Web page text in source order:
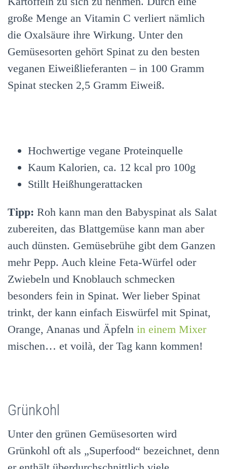
große Menge an Vitamin C verliert nämlich
die Oxalsäure ihre Wirkung. Unter den
Gemüsesorten gehört Spinat zu den besten
veganen Eiweißlieferanten – in 100 Gramm
Spinat stecken 2,5 Gramm Eiweiß.
Hochwertige vegane Proteinquelle
Kaum Kalorien, ca. 12 kcal pro 100g
Stillt Heißhungerattacken
Tipp: Roh kann man den Babyspinat als Salat
zubereiten, das Blattgemüse kann man aber
auch dünsten. Gemüsebrühe gibt dem Ganzen
mehr Pepp. Auch kleine Feta-Würfel oder
Zwiebeln und Knoblauch schmecken
besonders fein in Spinat. Wer lieber Spinat
trinkt, der kann einfach Eiswürfel mit Spinat,
Orange, Ananas und Äpfeln in einem Mixer
mischen… et voilà, der Tag kann kommen!
Grünkohl
Unter den grünen Gemüsesorten wird
Grünkohl oft als „Superfood“ bezeichnet, denn